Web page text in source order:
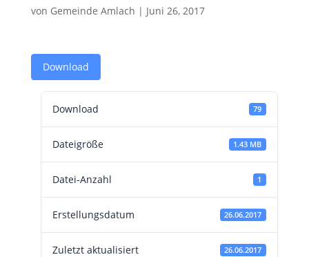
von Gemeinde Amlach | Juni 26, 2017
Download
Download 79
Dateigröße 1.43 MB
Datei-Anzahl 1
Erstellungsdatum 26.06.2017
Zuletzt aktualisiert 26.06.2017